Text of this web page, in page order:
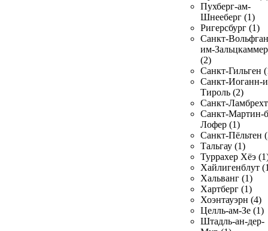
Пухберг-ам-
Шнееберг (1)
Ригерсбург (1)
Санкт-
им-
(2)
Санкт-Гильген
Санкт-Иоганн-
Тироль (2)
Санкт-
Санкт-Мартин-
Лофер (1)
Санкт-Пёльтен
Тальгау (1)
Туррахер Хёэ
Хайлигенблут
Хальванг (1)
Хартберг (1)
Хоэнтауэрн (4)
Целль-ам-Зе (1)
Штадль-ан-дер-